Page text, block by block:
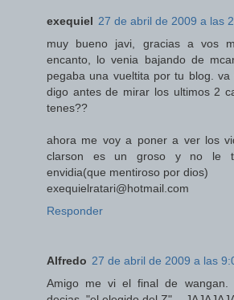
exequiel 27 de abril de 2009 a las
muy bueno javi, gracias a vos
encanto, lo venia bajando de
pegaba una vueltita por tu blog.
digo antes de mirar los ultimos 2
tenes??
ahora me voy a poner a ver los
clarson es un groso y no le
envidia(que mentiroso por dios)
exequielratari@hotmail.com
Responder
Alfredo 27 de abril de 2009 a las
Amigo me vi el final de